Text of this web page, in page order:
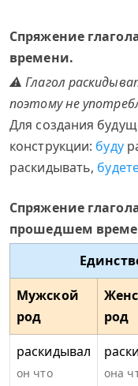
Спряжение
времени.
⚠ Глагол
поэтому не
Для создания
конструкции: буду
раскидывать,
Спряжение
прошедшем
Мужской
род
род
раскидывал
он что
она